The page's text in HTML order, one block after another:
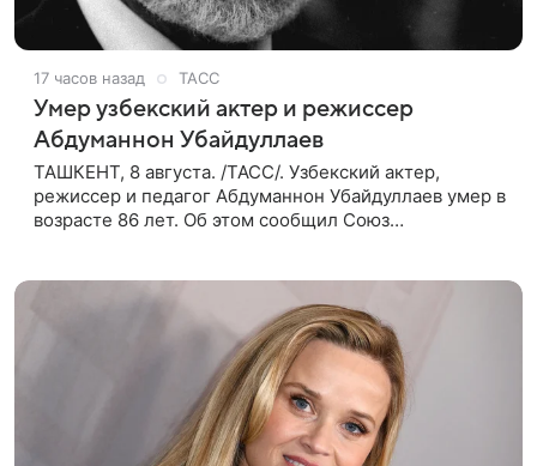
17 часов назад ТАСС
Умер узбекский актер и режиссер
Абдуманнон Убайдуллаев
ТАШКЕНТ, 8 августа. /ТАСС/. Узбекский актер,
режиссер и педагог Абдуманнон Убайдуллаев умер в
возрасте 86 лет. Об этом сообщил Союз